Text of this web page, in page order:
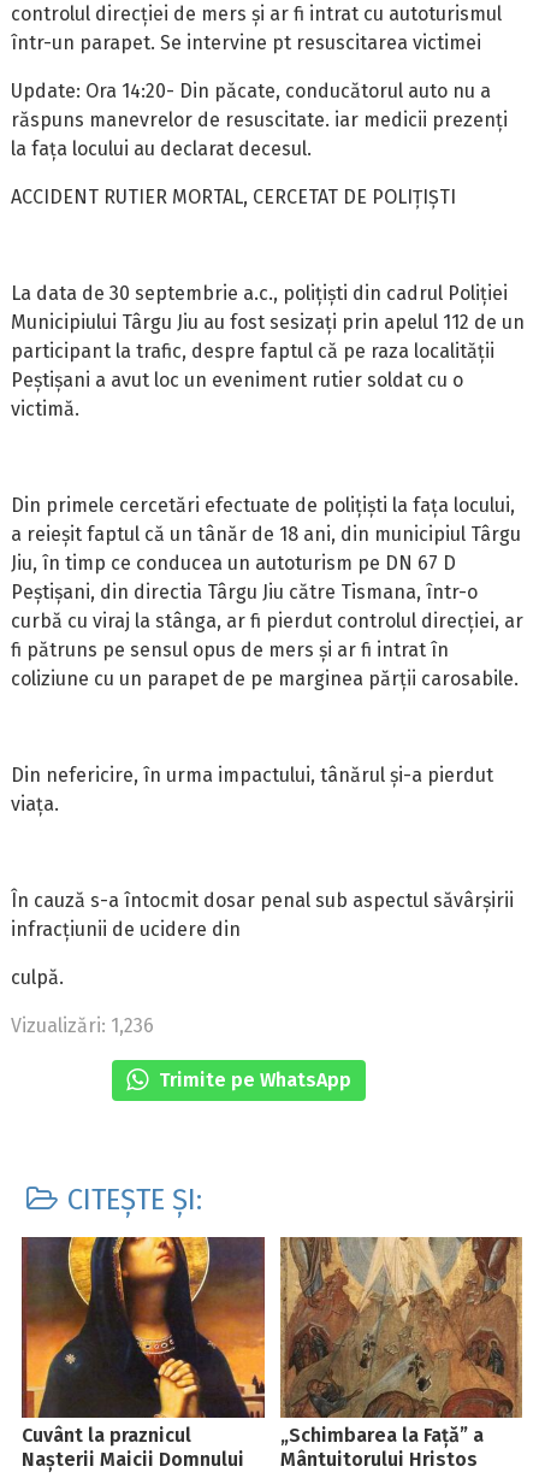
controlul direcției de mers și ar fi intrat cu autoturismul
într-un parapet. Se intervine pt resuscitarea victimei
Update: Ora 14:20- Din păcate, conducătorul auto nu a
răspuns manevrelor de resuscitate. iar medicii prezenți
la fața locului au declarat decesul.
ACCIDENT RUTIER MORTAL, CERCETAT DE POLIȚIȘTI
La data de 30 septembrie a.c., polițiști din cadrul Poliției
Municipiului Târgu Jiu au fost sesizați prin apelul 112 de un
participant la trafic, despre faptul că pe raza localității
Peștișani a avut loc un eveniment rutier soldat cu o
victimă.
Din primele cercetări efectuate de polițiști la fața locului,
a reieșit faptul că un tânăr de 18 ani, din municipiul Târgu
Jiu, în timp ce conducea un autoturism pe DN 67 D
Peștișani, din directia Târgu Jiu către Tismana, într-o
curbă cu viraj la stânga, ar fi pierdut controlul direcției, ar
fi pătruns pe sensul opus de mers și ar fi intrat în
coliziune cu un parapet de pe marginea părții carosabile.
Din nefericire, în urma impactului, tânărul și-a pierdut
viața.
În cauză s-a întocmit dosar penal sub aspectul săvârșirii
infracțiunii de ucidere din
culpă.
Vizualizări: 1,236
Trimite pe WhatsApp
CITEȘTE ȘI:
Cuvânt la praznicul
Nașterii Maicii Domnului
„Schimbarea la Față” a
Mântuitorului Hristos